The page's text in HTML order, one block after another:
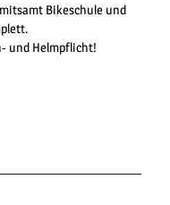
Bikeschule und
und Helmpflicht!